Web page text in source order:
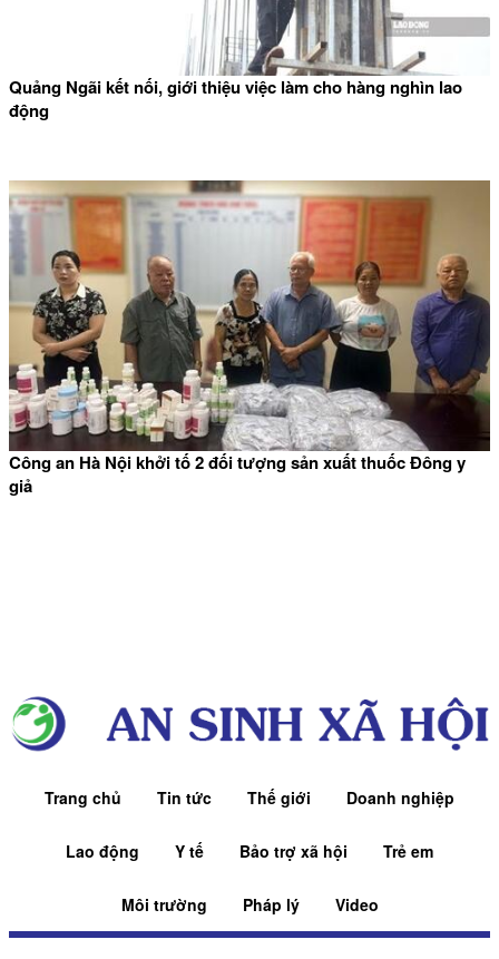
Quảng Ngãi kết nối, giới thiệu việc làm cho hàng nghìn lao
động
Công an Hà Nội khởi tố 2 đối tượng sản xuất thuốc Đông y
giả
Trang chủ Tin tức Thế giới Doanh nghiệp
Lao động Y tế Bảo trợ xã hội Trẻ em
Môi trường Pháp lý Video